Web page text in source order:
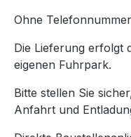
Ohne
Die Lieferung erfolgt
eigenen Fuhrpark.
Bitte stellen Sie
Anfahrt und